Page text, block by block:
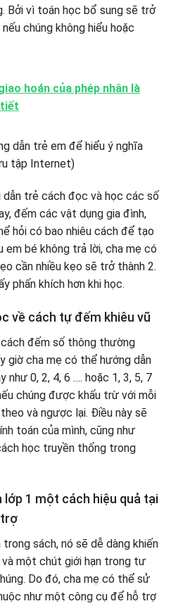
Bởi vì toán học bổ sung sẽ trở
chúng không hiểu hoặc
hoán của phép nhân là
tiết
trẻ cách đọc và học các số
đếm các vật dụng gia đình,
hỏi có bao nhiêu cách để tạo
em bé không trả lời, cha mẹ có
cần nhiều kẹo sẽ trở thành 2.
phấn khích hơn khi học.
về cách tự đếm khiêu vũ
đếm số thông thường
giờ cha mẹ có thể hướng dẫn
như 0, 2, 4, 6 …. hoặc 1, 3, 5, 7
chúng được khấu trừ với mỗi
và ngược lại. Điều này sẽ
toán của mình, cũng như
học truyền thống trong
1 một cách hiệu quả tại
sách, nó sẽ dễ dàng khiến
và một chút giới hạn trong tư
Do đó, cha mẹ có thể sử
như một công cụ để hỗ trợ